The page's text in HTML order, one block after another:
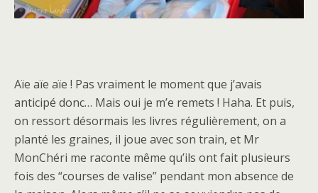
Aïe aïe aïe ! Pas vraiment le moment que j’avais
anticipé donc… Mais oui je m’e remets ! Haha. Et puis,
on ressort désormais les livres régulièrement, on a
planté les graines, il joue avec son train, et Mr
MonChéri me raconte même qu’ils ont fait plusieurs
fois des “courses de valise” pendant mon absence de